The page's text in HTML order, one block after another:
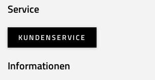
Service
KUNDENSERVICE
Informationen